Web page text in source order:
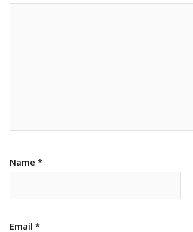
Name *
Email *